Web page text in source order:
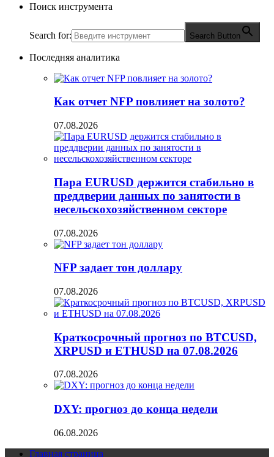
Поиск инструмента
Search for: Search Button
Последняя аналитика
Как отчет NFP повлияет на золото?
07.08.2026
Пара EURUSD держится стабильно в
преддверии данных по занятости в
несельскохозяйственном секторе
07.08.2026
NFP задает тон доллару
07.08.2026
Краткосрочный прогноз по BTCUSD,
XRPUSD и ETHUSD на 07.08.2026
07.08.2026
DXY: прогноз до конца недели
06.08.2026
Главная страница